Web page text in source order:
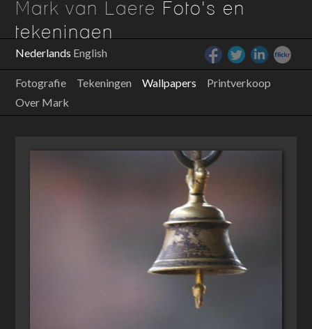
Mark van Laere Foto's en
tekeningen
Nederlands English
Fotografie Tekeningen Wallpapers
Printverkoop
Over Mark